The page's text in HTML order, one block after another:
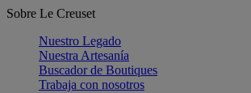
Sobre Le Creuset
Nuestro Legado
Nuestra Artesanía
Buscador de Boutiques
Trabaja con nosotros